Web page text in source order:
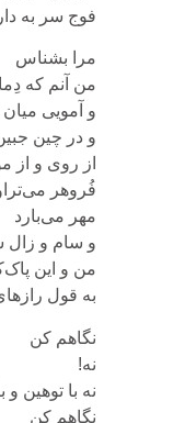
فوج سر به
مرا بشناس
من آنم که
و آمویی
و در چین
از روی و از
فُروهر
مهر می‌بارد
و سام و زال
من و این
به قول
نگاهم کن
نه!
نه با توهین و
نگاهم کن